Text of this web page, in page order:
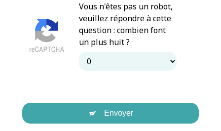
Vous n'êtes pas un robot,
veuillez répondre à cette
question : combien font
un plus huit ?
Envoyer